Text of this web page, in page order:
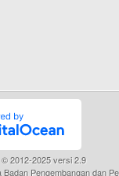
2012-2025 versi 2.9
Pengembangan dan